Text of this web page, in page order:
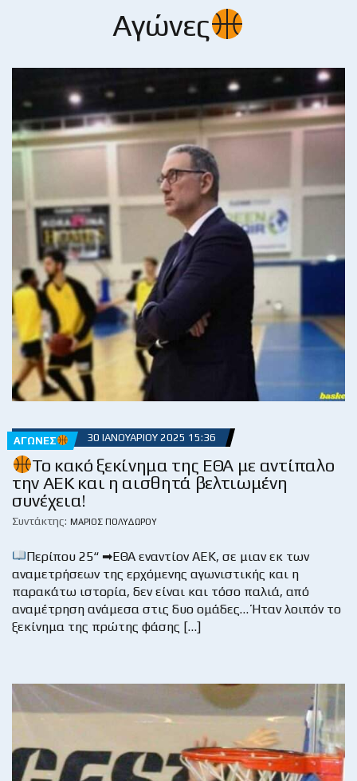
Αγώνες
ΑΓΏΝΕΣ 30 ΙΑΝΟΥΑΡΊΟΥ 2025 15:36
Το κακό ξεκίνημα της ΕΘΑ με αντίπαλο
την ΑΕΚ και η αισθητά βελτιωμένη
συνέχεια!
Συντάκτης: ΜΆΡΙΟΣ ΠΟΛΥΔΏΡΟΥ
Περίπου 25“ ➡ΕΘΑ εναντίον ΑΕΚ, σε μιαν εκ των
αναμετρήσεων της ερχόμενης αγωνιστικής και η
παρακάτω ιστορία, δεν είναι και τόσο παλιά, από
αναμέτρηση ανάμεσα στις δυο ομάδες… Ήταν λοιπόν το
ξεκίνημα της πρώτης φάσης […]